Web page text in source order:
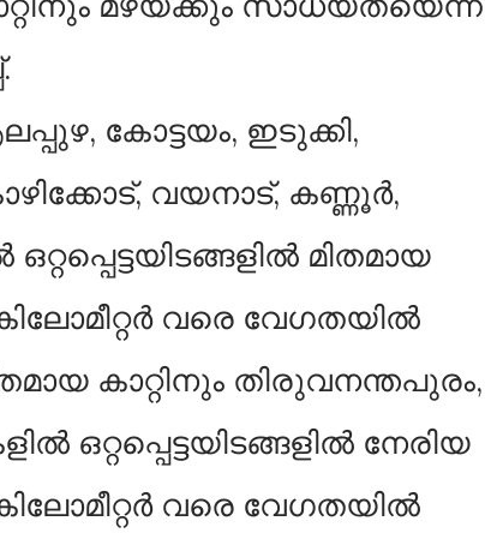
കോട്ടയം, ഇടുക്കി,
വയനാട്, കണ്ണൂര്‍,
മിതമായ
വരെ വേഗതയില്‍
കാറ്റിനും തിരുവനന്തപുരം,
ഒറ്റപ്പെട്ടയിടങ്ങളില്‍ നേരിയ
വരെ വേഗതയില്‍